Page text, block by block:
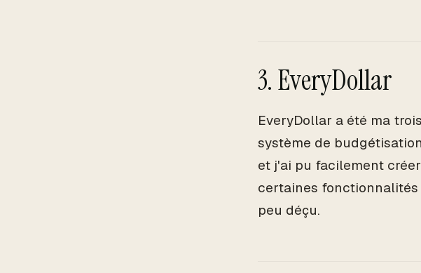
3. EveryDollar
EveryDollar a été ma
système de
et j'ai pu facilement
certaines fonctionnalités
peu déçu.